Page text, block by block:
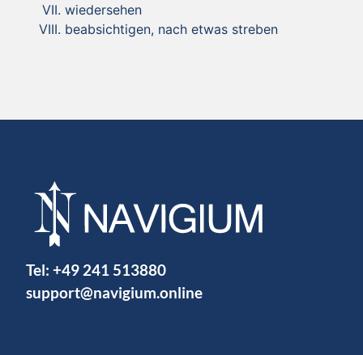
wiedersehen
beabsichtigen, nach etwas streben
Tel: +49 241 513880
support@navigium.online